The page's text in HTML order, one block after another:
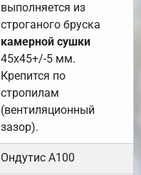
выполняется из
строганого бруска
камерной сушки
45х45+/-5 мм.
Крепится по
стропилам
(вентиляционный
зазор).
Ондутис А100